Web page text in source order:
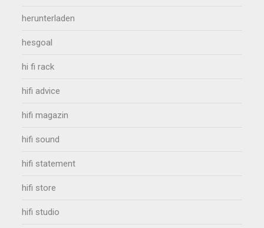
herunterladen
hesgoal
hi fi rack
hifi advice
hifi magazin
hifi sound
hifi statement
hifi store
hifi studio